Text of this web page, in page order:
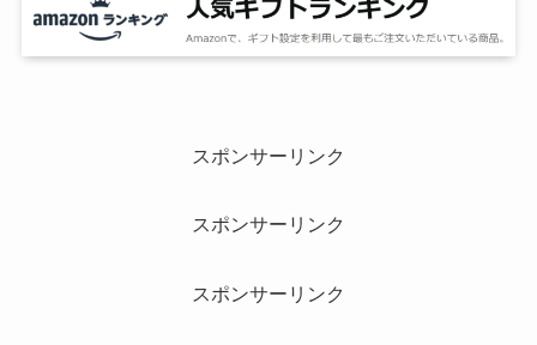
スポンサーリンク
スポンサーリンク
スポンサーリンク